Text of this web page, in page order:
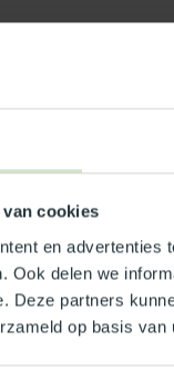
van cookies
en
Ook delen we
Deze partners
op basis
type Benvic S wit
(buitenblad)